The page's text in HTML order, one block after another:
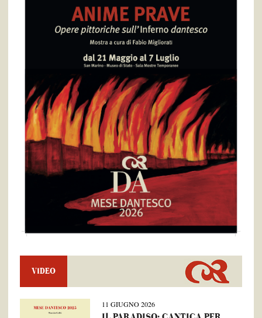
VIDEO
11 GIUGNO 2026